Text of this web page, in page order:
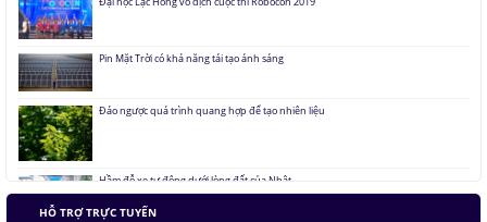
HỖ TRỢ TRỰC TUYẾN